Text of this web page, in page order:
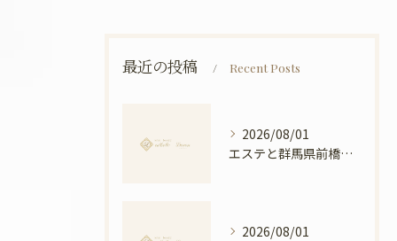
最近の投稿 Recent Posts
2026/08/01
エステと群馬県前橋市ボディメンテナンス徹底比較と安心できる選び方ガイド
2026/08/01